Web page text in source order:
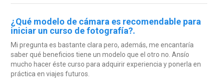
¿Qué modelo de cámara es recomendable para
iniciar un curso de fotografía?.
Mi pregunta es bastante clara pero, además, me encantaría
saber qué beneficios tiene un modelo que el otro no. Ansío
mucho hacer éste curso para adquirir experiencia y ponerla en
práctica en viajes futuros.